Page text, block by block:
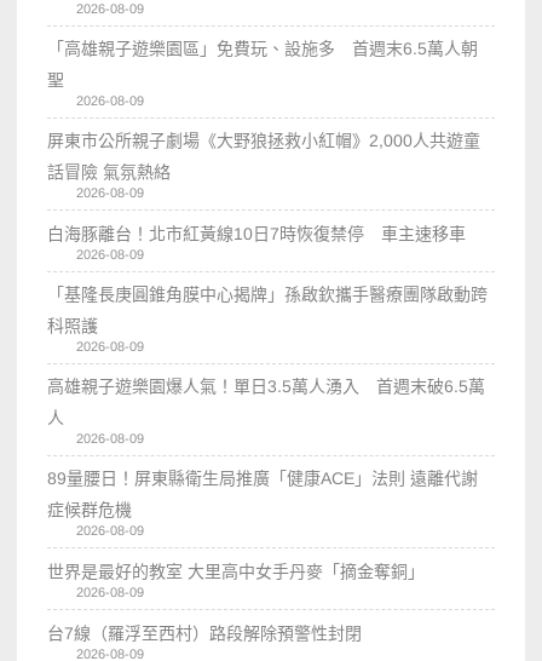
2026-08-09
「高雄親子遊樂園區」免費玩、設施多 首週末6.5萬人朝
聖
2026-08-09
屏東市公所親子劇場《大野狼拯救小紅帽》2,000人共遊童
話冒險 氣氛熱絡
2026-08-09
白海豚離台！北市紅黃線10日7時恢復禁停 車主速移車
2026-08-09
「基隆長庚圓錐角膜中心揭牌」孫啟欽攜手醫療團隊啟動跨
科照護
2026-08-09
高雄親子遊樂園爆人氣！單日3.5萬人湧入 首週末破6.5萬
人
2026-08-09
89量腰日！屏東縣衛生局推廣「健康ACE」法則 遠離代謝
症候群危機
2026-08-09
世界是最好的教室 大里高中女手丹麥「摘金奪銅」
2026-08-09
台7線（羅浮至西村）路段解除預警性封閉
2026-08-09